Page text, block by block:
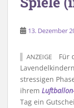
13. Dezember
ANZEIGE
Für
stressigen
ihrem
Tag ein